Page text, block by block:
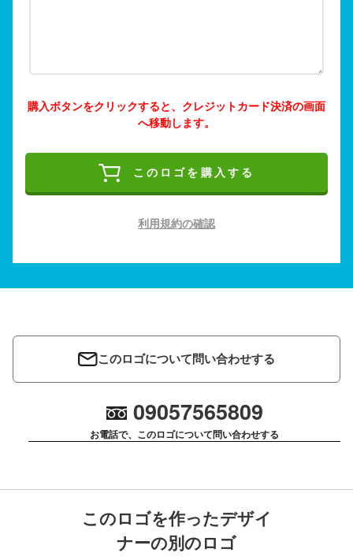
購入ボタンをクリックすると、クレジットカード決済の画面
へ移動します。
このロゴを購入する
利用規約の確認
このロゴについて問い合わせする
09057565809
お電話で、このロゴについて問い合わせする
このロゴを作ったデザイ
ナーの別のロゴ